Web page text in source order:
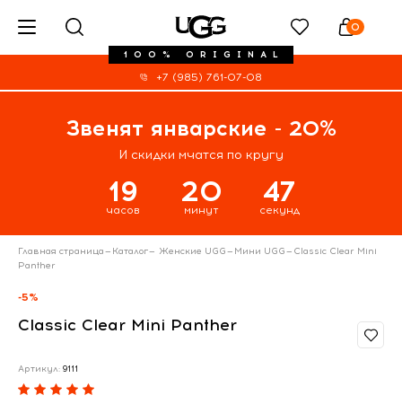
100% ORIGINAL
0
+7 (985) 761-07-08
Звенят январские - 20%
И скидки мчатся по кругу
19
часов
20
минут
47
секунд
Главная страница— Каталог— Женские UGG— Мини UGG— Classic Clear Mini
Panther
-5%
Classic Clear Mini Panther
Артикул: 9111